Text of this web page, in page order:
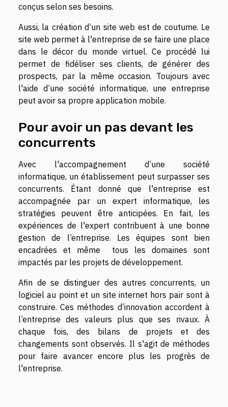
conçus selon ses besoins.
Aussi, la création d’un site web est de coutume. Le
site web permet à l'entreprise de se faire une place
dans le décor du monde virtuel. Ce procédé lui
permet de fidéliser ses clients, de générer des
prospects, par la même occasion. Toujours avec
l'aide d’une société informatique, une entreprise
peut avoir sa propre application mobile.
Pour avoir un pas devant les
concurrents
Avec l'accompagnement d’une société
informatique, un établissement peut surpasser ses
concurrents. Étant donné que l'entreprise est
accompagnée par un expert informatique, les
stratégies peuvent être anticipées. En fait, les
expériences de l'expert contribuent à une bonne
gestion de l’entreprise. Les équipes sont bien
encadrées et même tous les domaines sont
impactés par les projets de développement.
Afin de se distinguer des autres concurrents, un
logiciel au point et un site internet hors pair sont à
construire. Ces méthodes d’innovation accordent à
l’entreprise des valeurs plus que ses rivaux. À
chaque fois, des bilans de projets et des
changements sont observés. Il s'agit de méthodes
pour faire avancer encore plus les progrès de
l'entreprise.